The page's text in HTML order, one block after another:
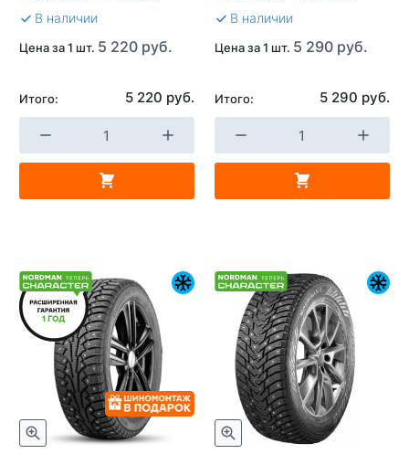
В наличии
Цена за 1 шт. 5 220 руб.
Итого: 5 220 руб.
В наличии
Цена за 1 шт. 5 290 руб.
Итого: 5 290 руб.